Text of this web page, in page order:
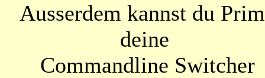
Ausserdem kannst du
deine
Commandline Switcher